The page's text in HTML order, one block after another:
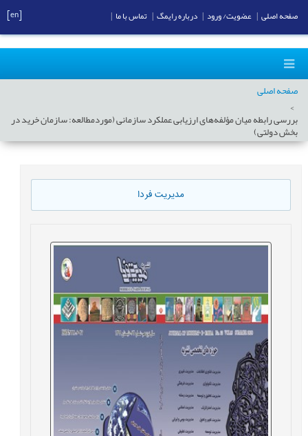
صفحه اصلی
بررسی رابطه میان مؤلفه‌های ارزیابی عملکرد سازمانی (موردمطالعه: سازمان خرید در
بخش دولتی)
مدیریت فردا
صفحه اصلی عضویت/ ورود درباره رایمگ تماس با ما